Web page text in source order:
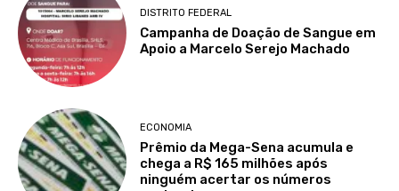
DISTRITO FEDERAL
Campanha de Doação de Sangue em
Apoio a Marcelo Serejo Machado
ECONOMIA
Prêmio da Mega-Sena acumula e
chega a R$ 165 milhões após
ninguém acertar os números